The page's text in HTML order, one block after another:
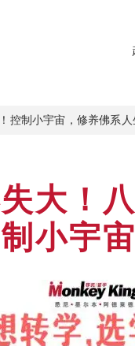
控制小宇宙，修养佛系人
大！
小宇